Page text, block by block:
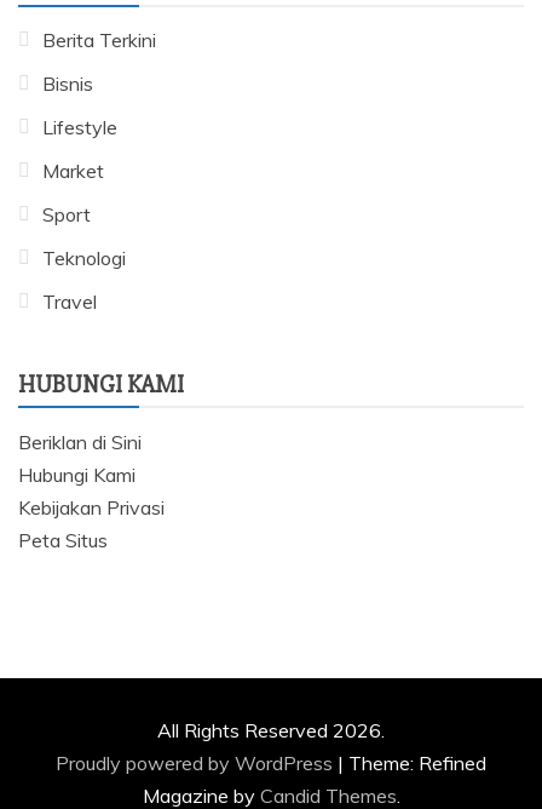
Berita Terkini
Bisnis
Lifestyle
Market
Sport
Teknologi
Travel
HUBUNGI KAMI
Beriklan di Sini
Hubungi Kami
Kebijakan Privasi
Peta Situs
All Rights Reserved 2026.
Proudly powered by WordPress | Theme: Refined
Magazine by Candid Themes.